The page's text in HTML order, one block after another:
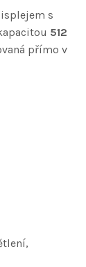
s
512
přímo v